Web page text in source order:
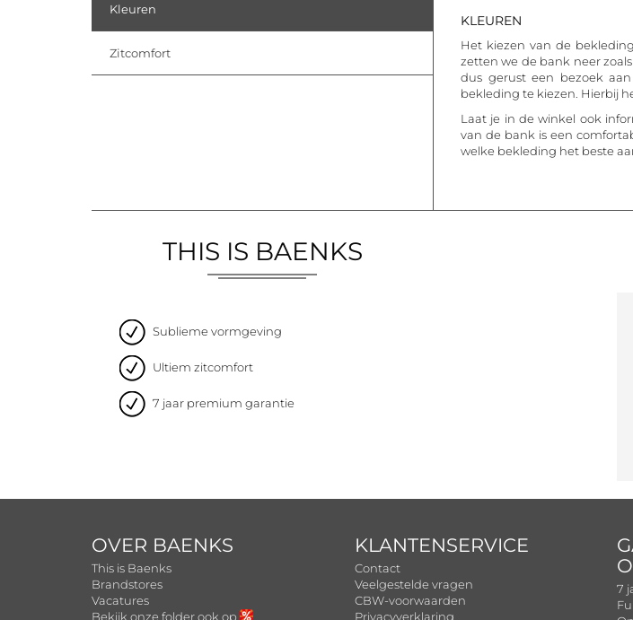
Kleuren
Zitcomfort
KLEUREN
Het kiezen van de
zetten we de bank neer
dus gerust een bezoek
bekleding te kiezen. Hierbij
Laat je in de winkel ook
van de bank is een
welke bekleding het beste
THIS IS BAENKS
Sublieme vormgeving
Ultiem zitcomfort
7 jaar premium garantie
OVER BAENKS
This is Baenks
Brandstores
Vacatures
Bekijk onze folder ook op
KLANTENSERVICE
Contact
Veelgestelde vragen
CBW-voorwaarden
Privacyverklaring
7